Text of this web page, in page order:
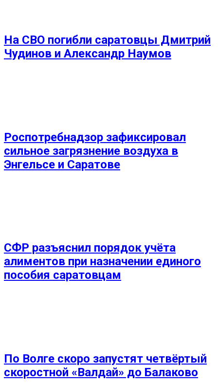
На СВО погибли саратовцы Дмитрий
Чудинов и Александр Наумов
Роспотребнадзор зафиксировал
сильное загрязнение воздуха в
Энгельсе и Саратове
СФР разъяснил порядок учёта
алиментов при назначении единого
пособия саратовцам
По Волге скоро запустят четвёртый
скоростной «Валдай» до Балаково